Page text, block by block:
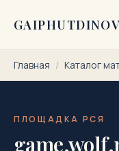
Главная / Каталог
ПЛОЩАДКА РСЯ